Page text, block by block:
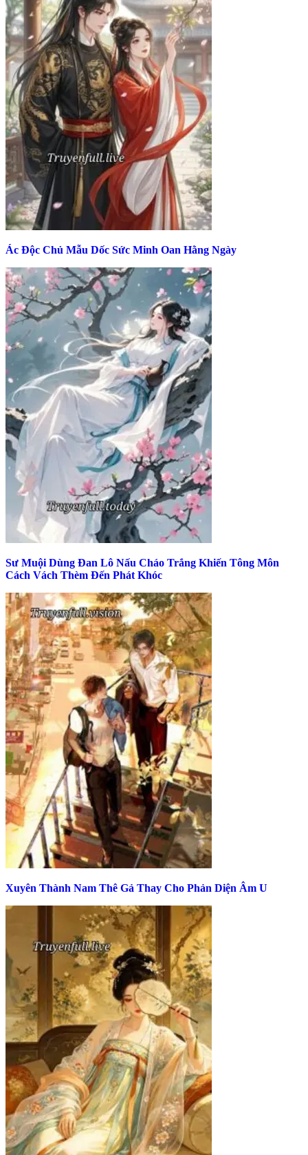
Ác Độc Chủ Mẫu Dốc Sức Minh Oan Hằng Ngày
Sư Muội Dùng Đan Lô Nấu Cháo Trắng Khiến Tông Môn
Cách Vách Thèm Đến Phát Khóc
Xuyên Thành Nam Thê Gả Thay Cho Phản Diện Âm U